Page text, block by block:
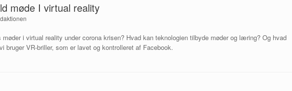
møde I virtual reality
i virtual reality under corona krisen? Hvad kan teknologien tilbyde møder og læring? Og hvad
bruger VR-briller, som er lavet og kontrolleret af Facebook.